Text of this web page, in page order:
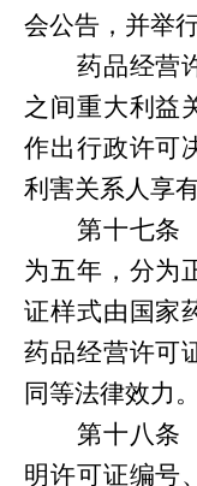
会公告，并举行
药品经营
之间重大利益
作出行政许可
利害关系人享
第十七条
为五年，分为
证样式由国家
药品经营许可
同等法律效力。
第十八条
明许可证编号